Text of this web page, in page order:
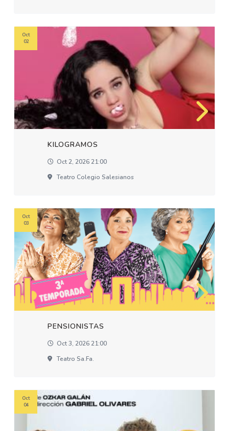
KILOGRAMOS
Oct 2, 2026 21:00
Teatro Colegio Salesianos
Oct
02
PENSIONISTAS
Oct 3, 2026 21:00
Teatro Sa.fa.
Oct
03
Oct
04